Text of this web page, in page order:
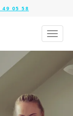
49 05 58
Toggle